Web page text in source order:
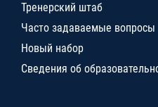
Тренерский штаб
Часто задаваемые вопросы
Новый набор
Сведения об